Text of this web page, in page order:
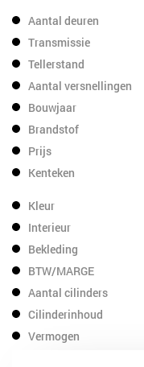
Aantal deuren
Transmissie
Tellerstand
Aantal versnellingen
Bouwjaar
Brandstof
Prijs
Kenteken
Kleur
Interieur
Bekleding
BTW/MARGE
Aantal cilinders
Cilinderinhoud
Vermogen